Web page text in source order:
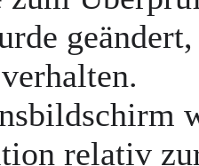
relativ